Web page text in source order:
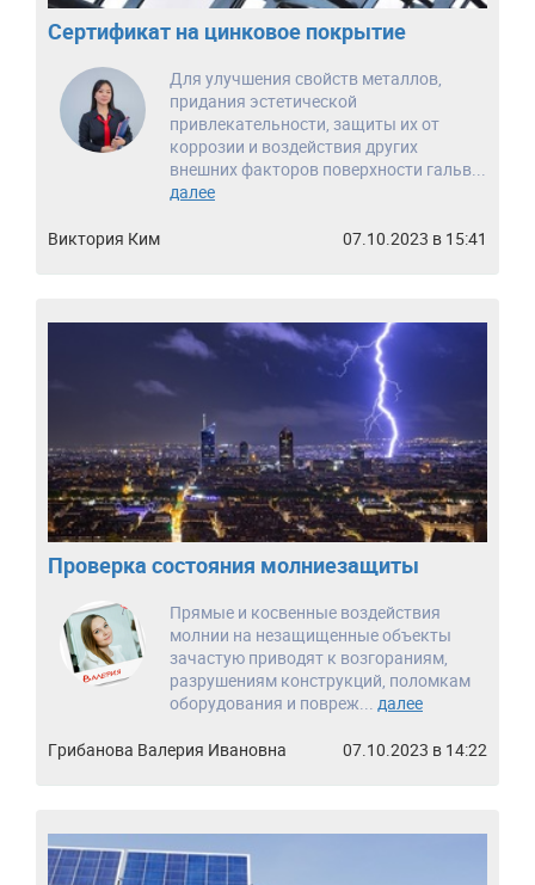
Сертификат на цинковое покрытие
Для улучшения свойств металлов,
придания эстетической
привлекательности, защиты их от
коррозии и воздействия других
внешних факторов поверхности гальв...
далее
Виктория Ким 07.10.2023 в 15:41
Проверка состояния молниезащиты
Прямые и косвенные воздействия
молнии на незащищенные объекты
зачастую приводят к возгораниям,
разрушениям конструкций, поломкам
оборудования и повреж... далее
Грибанова Валерия Ивановна 07.10.2023 в 14:22